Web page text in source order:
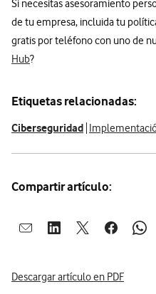
Si necesitas asesoramiento
de tu empresa, incluida tu
gratis por teléfono con uno de
Hub?
Etiquetas relacionadas:
Ciberseguridad
Compartir artículo:
Abrir ventana para compartir
Abrir ventana para
Abrir ventana
Abrir
Descargar artículo en PDF